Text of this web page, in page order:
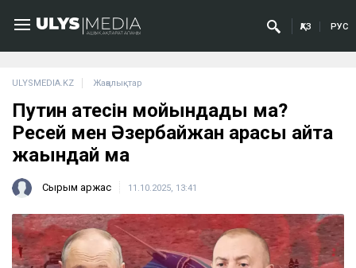
ҚАЗ РУС
ULYSMEDIA.KZ Жаңалықтар
Путин қатесін мойындады ма?
Ресей мен Әзербайжан арасы қайта
жақындай ма
Сырым Қаржас 11.10.2025, 13:41